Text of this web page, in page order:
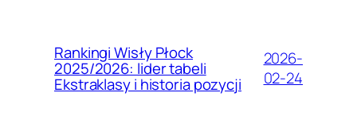
Rankingi Wisły Płock
2025/2026: lider tabeli
Ekstraklasy i historia pozycji
2026-
02-24